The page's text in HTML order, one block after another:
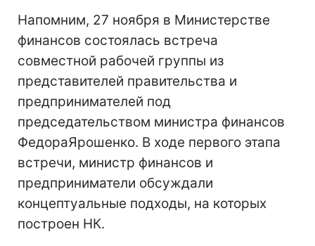
Напомним, 27 ноября в Министерстве
финансов состоялась встреча
совместной рабочей группы из
представителей правительства и
предпринимателей под
председательством министра финансов
ФедораЯрошенко. В ходе первого этапа
встречи, министр финансов и
предприниматели обсуждали
концептуальные подходы, на которых
построен НК.